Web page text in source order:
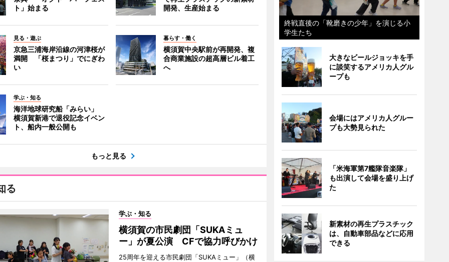
ト」始まる
開発、生産始まる
見る・遊ぶ
京急三浦海岸沿線の河津桜が
満開 「桜まつり」でにぎわ
い
暮らす・働く
横須賀中央駅前が再開発、複
合商業施設の超高層ビル着工
へ
学ぶ・知る
海洋地球研究船「みらい」
横須賀新港で退役記念イベン
ト、船内一般公開も
もっと見る
る
学ぶ・知る
横須賀の市民劇団「SUKAミュ
ー」が夏公演 CFで協力呼びかけ
25周年を迎える市民劇団「SUKAミュー」（横
終戦直後の「靴磨きの少年」を演じる小
学生たち
大きなビールジョッキを手
に談笑するアメリカ人グル
ープも
会場にはアメリカ人グルー
プも大勢見られた
「米海軍第7艦隊音楽隊」
も出演して会場を盛り上げ
た
新素材の再生プラスチック
は、自動車部品などに応用
できる